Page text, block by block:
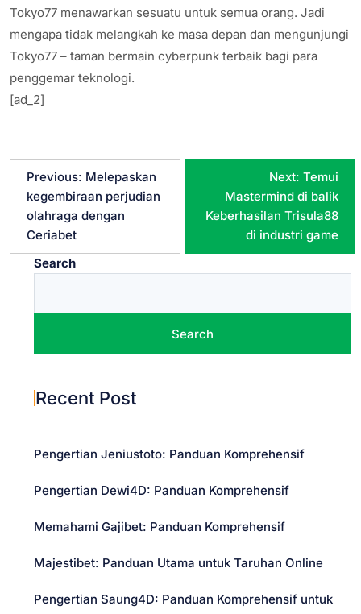
Tokyo77 menawarkan sesuatu untuk semua orang. Jadi
mengapa tidak melangkah ke masa depan dan mengunjungi
Tokyo77 – taman bermain cyberpunk terbaik bagi para
penggemar teknologi.
[ad_2]
s
Previous: Melepaskan
kegembiraan perjudian
olahraga dengan
Ceriabet
Next: Temui
Mastermind di balik
Keberhasilan Trisula88
di industri game
Search
Search
Recent Post
Pengertian Jeniustoto: Panduan Komprehensif
Pengertian Dewi4D: Panduan Komprehensif
Memahami Gajibet: Panduan Komprehensif
Majestibet: Panduan Utama untuk Taruhan Online
Pengertian Saung4D: Panduan Komprehensif untuk